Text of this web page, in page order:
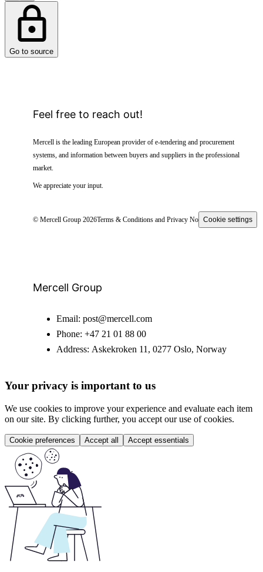
Go to source
Feel free to reach out!
Mercell is the leading European provider of e-tendering and procurement
systems, and information between buyers and suppliers in the professional
market.
We appreciate your input.
© Mercell Group 2026Terms & Conditions and Privacy NoticeCookie settings
Mercell Group
Email: post@mercell.com
Phone: +47 21 01 88 00
Address: Askekroken 11, 0277 Oslo, Norway
Your privacy is important to us
We use cookies to improve your experience and evaluate each item
on our site. By clicking further, you accept our use of cookies.
Cookie preferences Accept all Accept essentials